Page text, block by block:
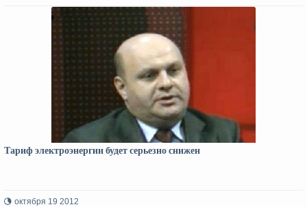
Тариф электроэнергии будет серьезно снижен
октября 19 2012